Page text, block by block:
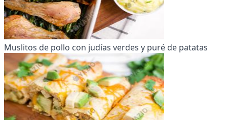
Muslitos de pollo con judías verdes y puré de patatas